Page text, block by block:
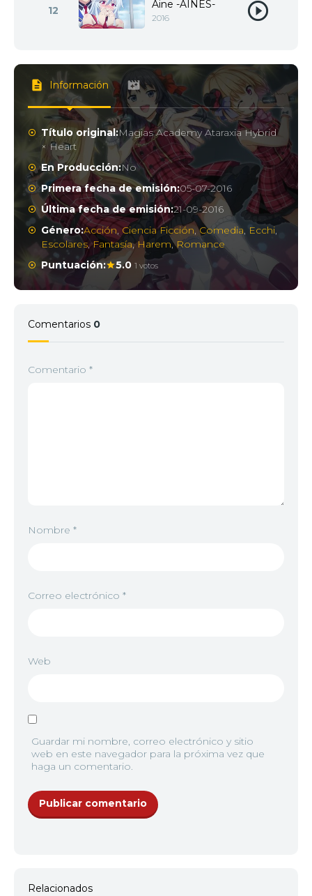
12 Aine -AINES-
2016
Información
Título original:Magias Academy Ataraxia Hybrid
× Heart
En Producción:No
Primera fecha de emisión:05-07-2016
Última fecha de emisión:21-09-2016
Género:Acción, Ciencia Ficción,Comedia, Ecchi,
Escolares,Fantasía,Harem,Romance
Puntuación:
5.0 1 votos
Comentarios 0
Comentario *
Nombre *
Correo electrónico *
Web
Guardar mi nombre, correo electrónico y sitio
web en este navegador para la próxima vez que
haga un comentario.
Relacionados